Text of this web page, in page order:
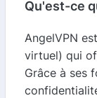
Qu'est-ce
AngelVPN
virtuel) qui
Grâce à ses